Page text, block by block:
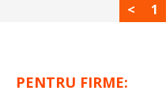
< 1
PENTRU FIRME: